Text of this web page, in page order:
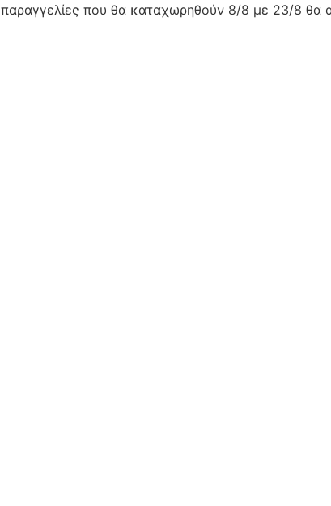
που θα καταχωρηθούν 8/8 με 23/8 θα